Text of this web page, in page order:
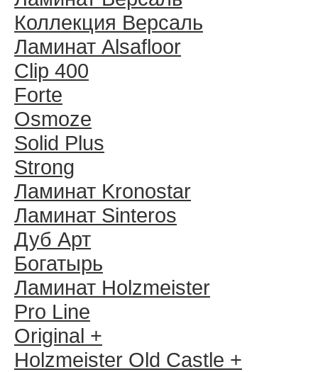
Коллекция Версаль
Ламинат Alsafloor
Clip 400
Forte
Osmoze
Solid Plus
Strong
Ламинат Kronostar
Ламинат Sinteros
Дуб Арт
Богатырь
Ламинат Holzmeister
Pro Line
Original +
Holzmeister Old Castle +